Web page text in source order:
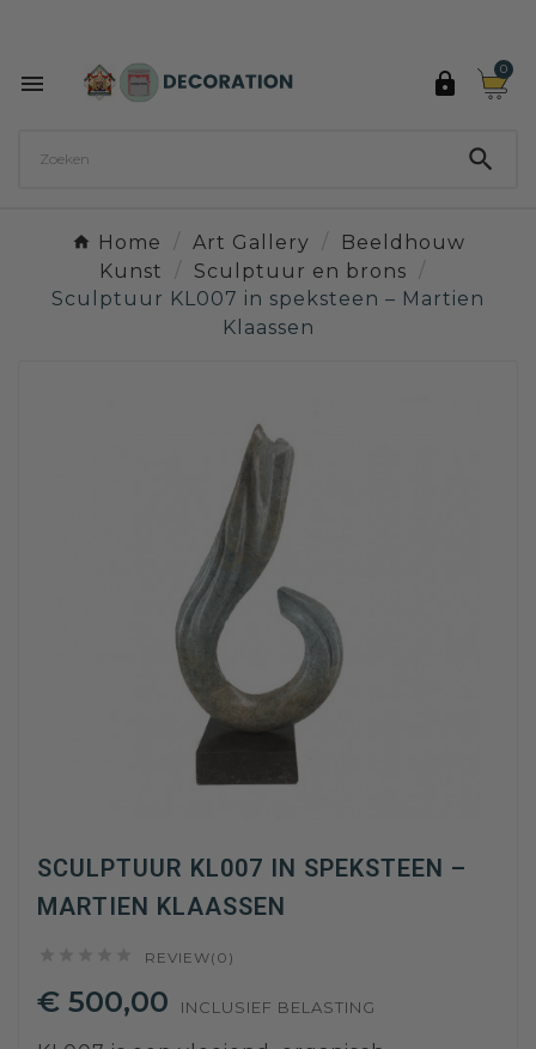
 
0

Home Art Gallery
Beeldhouw
Kunst
Sculptuur en brons
Sculptuur KL007 in speksteen – Martien
Klaassen
SCULPTUUR KL007 IN SPEKSTEEN –
MARTIEN KLAASSEN
REVIEW(0)
€ 500,00 INCLUSIEF BELASTING